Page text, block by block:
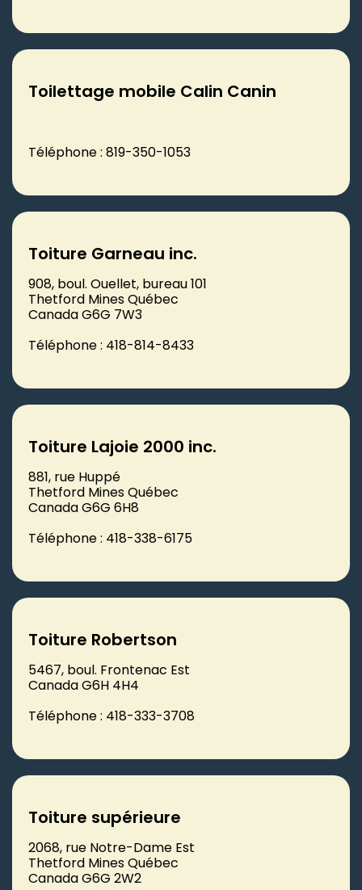
Toilettage mobile Calin Canin
Téléphone : 819-350-1053
Toiture Garneau inc.
908, boul. Ouellet, bureau 101
Thetford Mines Québec
Canada G6G 7W3
Téléphone : 418-814-8433
Toiture Lajoie 2000 inc.
881, rue Huppé
Thetford Mines Québec
Canada G6G 6H8
Téléphone : 418-338-6175
Toiture Robertson
5467, boul. Frontenac Est
Canada G6H 4H4
Téléphone : 418-333-3708
Toiture supérieure
2068, rue Notre-Dame Est
Thetford Mines Québec
Canada G6G 2W2